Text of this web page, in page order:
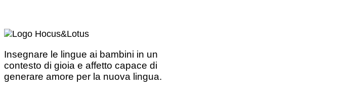
Insegnare le lingue ai bambini in un
contesto di gioia e affetto capace di
generare amore per la nuova lingua.